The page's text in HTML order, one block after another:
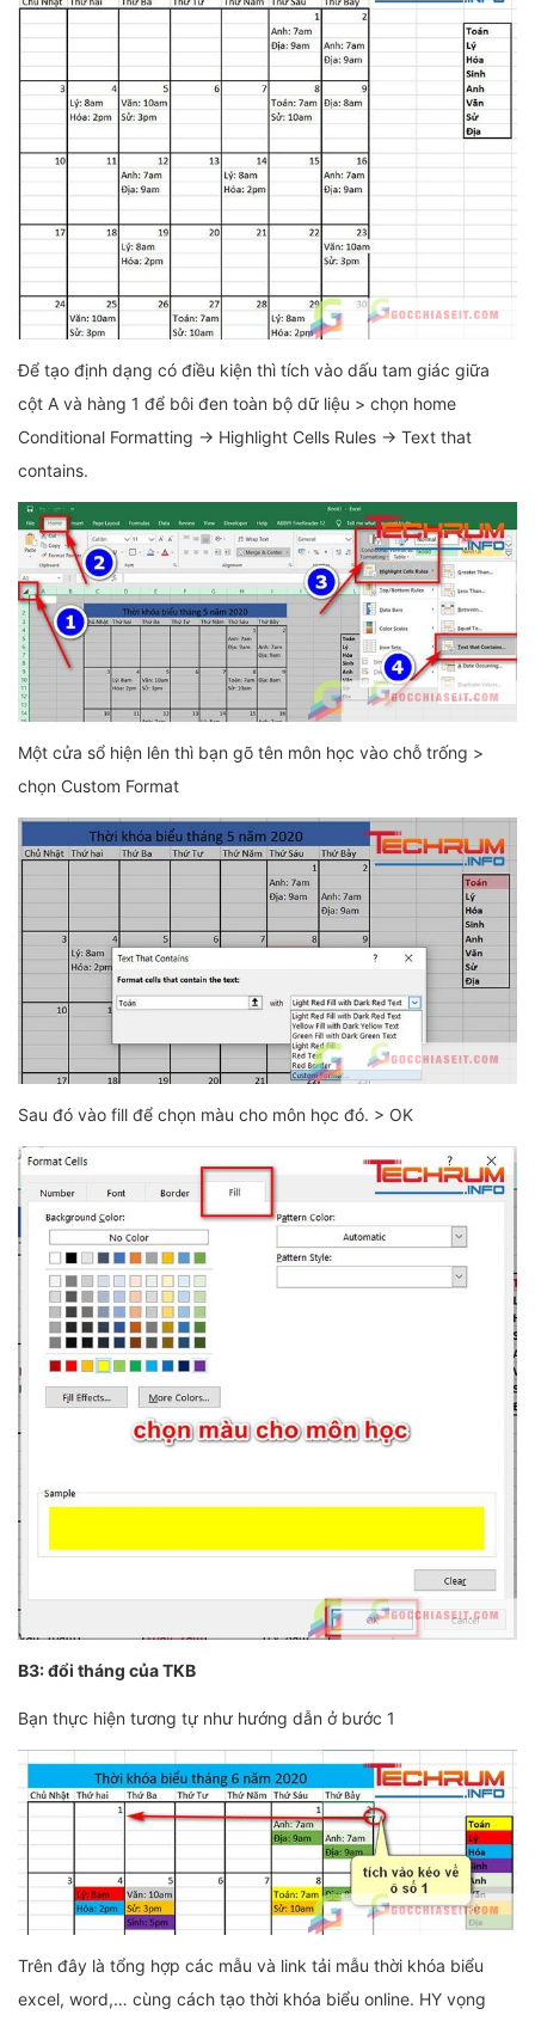
Để tạo định dạng có điều kiện thì tích vào dấu tam giác giữa
cột A và hàng 1 để bôi đen toàn bộ dữ liệu > chọn home
Conditional Formatting → Highlight Cells Rules → Text that
contains.
Một cửa sổ hiện lên thì bạn gõ tên môn học vào chỗ trống >
chọn Custom Format
Sau đó vào fill để chọn màu cho môn học đó. > OK
B3: đổi tháng của TKB
Bạn thực hiện tương tự như hướng dẫn ở bước 1
Trên đây là tổng hợp các mẫu và link tải mẫu thời khóa biểu
excel, word,… cùng cách tạo thời khóa biểu online. HY vọng